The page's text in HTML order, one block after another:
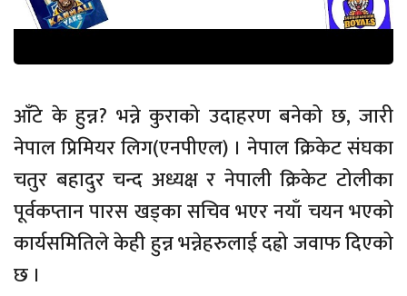
आँटे के हुन्न? भन्ने कुराको उदाहरण बनेको छ, जारी
नेपाल प्रिमियर लिग(एनपीएल) । नेपाल क्रिकेट संघका
चतुर बहादुर चन्द अध्यक्ष र नेपाली क्रिकेट टोलीका
पूर्वकप्तान पारस खड्का सचिव भएर नयाँ चयन भएको
कार्यसमितिले केही हुन्न भन्नेहरुलाई दह्रो जवाफ दिएको
छ ।